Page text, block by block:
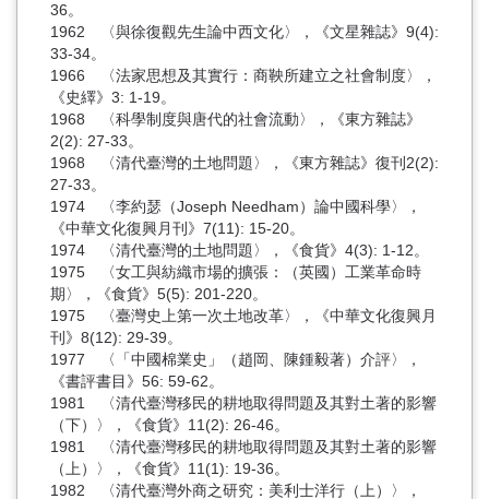
36。
1962 〈與徐復觀先生論中西文化〉，《文星雜誌》9(4):
33-34。
1966 〈法家思想及其實行：商鞅所建立之社會制度〉，
《史繹》3: 1-19。
1968 〈科學制度與唐代的社會流動〉，《東方雜誌》
2(2): 27-33。
1968 〈清代臺灣的土地問題〉，《東方雜誌》復刊2(2):
27-33。
1974 〈李約瑟（Joseph Needham）論中國科學〉，
《中華文化復興月刊》7(11): 15-20。
1974 〈清代臺灣的土地問題〉，《食貨》4(3): 1-12。
1975 〈女工與紡織市場的擴張：（英國）工業革命時
期〉，《食貨》5(5): 201-220。
1975 〈臺灣史上第一次土地改革〉，《中華文化復興月
刊》8(12): 29-39。
1977 〈「中國棉業史」（趙岡、陳鍾毅著）介評〉，
《書評書目》56: 59-62。
1981 〈清代臺灣移民的耕地取得問題及其對土著的影響
（下）〉，《食貨》11(2): 26-46。
1981 〈清代臺灣移民的耕地取得問題及其對土著的影響
（上）〉，《食貨》11(1): 19-36。
1982 〈清代臺灣外商之研究：美利士洋行（上）〉，